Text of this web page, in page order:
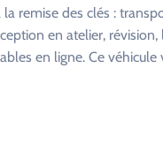
remise des clés :
en atelier,
en ligne. Ce